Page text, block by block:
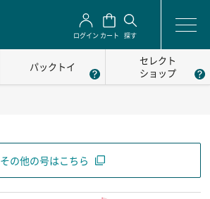
ログイン カート 探す
パックトイ
セレクト
ショップ
その他の号はこちら